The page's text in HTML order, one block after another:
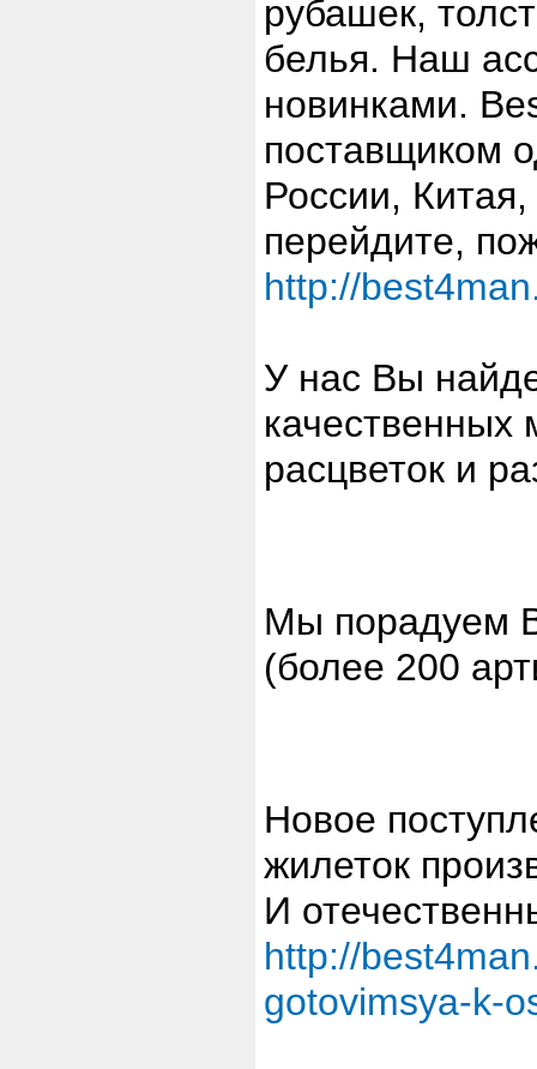
рубашек,
белья. Наш
новинками.
поставщиком
России,
перейдите,
http://
У нас Вы
качественных
расцветок и
Мы порадуем
(более 200
Новое
жилеток
И
http://
gotovimsya-k-